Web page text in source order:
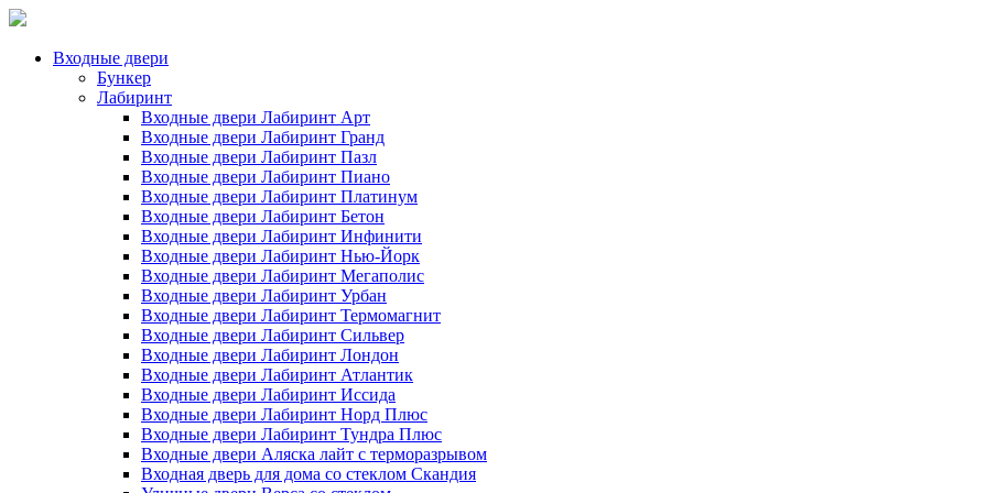
Входные двери
Бункер
Лабиринт
Входные двери Лабиринт Арт
Входные двери Лабиринт Гранд
Входные двери Лабиринт Пазл
Входные двери Лабиринт Пиано
Входные двери Лабиринт Платинум
Входные двери Лабиринт Бетон
Входные двери Лабиринт Инфинити
Входные двери Лабиринт Нью-Йорк
Входные двери Лабиринт Мегаполис
Входные двери Лабиринт Урбан
Входные двери Лабиринт Термомагнит
Входные двери Лабиринт Сильвер
Входные двери Лабиринт Лондон
Входные двери Лабиринт Атлантик
Входные двери Лабиринт Иссида
Входные двери Лабиринт Норд Плюс
Входные двери Лабиринт Тундра Плюс
Входные двери Аляска лайт с терморазрывом
Входная дверь для дома со стеклом Скандия